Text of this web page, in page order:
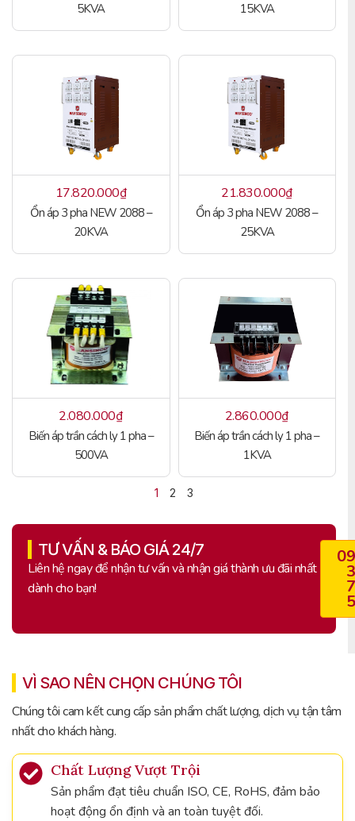
5KVA
15KVA
17.820.000₫
Ổn áp 3 pha NEW 2088 –
20KVA
21.830.000₫
Ổn áp 3 pha NEW 2088 –
25KVA
2.080.000₫
Biến áp trần cách ly 1 pha –
500VA
2.860.000₫
Biến áp trần cách ly 1 pha –
1KVA
1 2 3
TƯ VẤN & BÁO GIÁ 24/7
Liên hệ ngay để nhận tư vấn và nhận giá thành ưu đãi nhất
dành cho bạn!
VÌ SAO NÊN CHỌN CHÚNG TÔI
Chúng tôi cam kết cung cấp sản phẩm chất lượng, dịch vụ tận tâm
nhất cho khách hàng.
Chất Lượng Vượt Trội
Sản phẩm đạt tiêu chuẩn ISO, CE, RoHS, đảm bảo
hoạt động ổn định và an toàn tuyệt đối.